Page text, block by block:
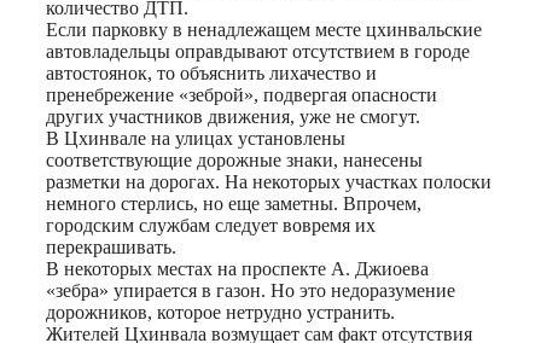
количество ДТП.
Если парковку в ненадлежащем месте цхинвальские
автовладельцы оправдывают отсутствием в городе
автостоянок, то объяснить лихачество и
пренебрежение «зеброй», подвергая опасности
других участников движения, уже не смогут.
В Цхинвале на улицах установлены
соответствующие дорожные знаки, нанесены
разметки на дорогах. На некоторых участках полоски
немного стерлись, но еще заметны. Впрочем,
городским службам следует вовремя их
перекрашивать.
В некоторых местах на проспекте А. Джиоева
«зебра» упирается в газон. Но это недоразумение
дорожников, которое нетрудно устранить.
Жителей Цхинвала возмущает сам факт отсутствия